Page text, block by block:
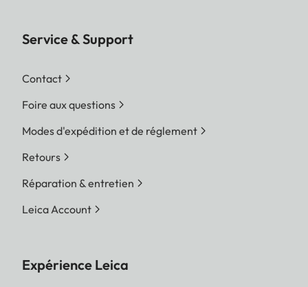
Service & Support
Contact
Foire aux questions
Modes d'expédition et de réglement
Retours
Réparation & entretien
Leica Account
Expérience Leica